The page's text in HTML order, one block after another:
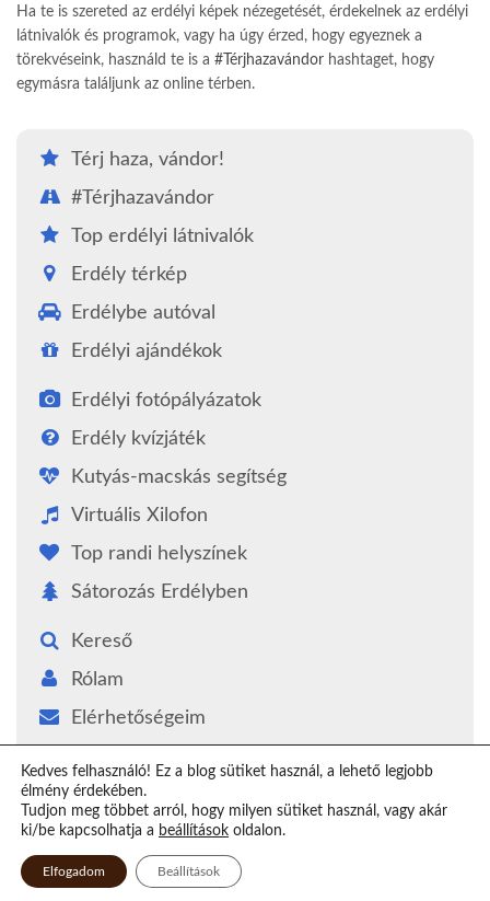
Ha te is szereted az erdélyi képek nézegetését, érdekelnek az erdélyi
látnivalók és programok, vagy ha úgy érzed, hogy egyeznek a
törekvéseink, használd te is a #Térjhazavándor hashtaget, hogy
egymásra találjunk az online térben.
Térj haza, vándor!
#Térjhazavándor
Top erdélyi látnivalók
Erdély térkép
Erdélybe autóval
Erdélyi ajándékok
Erdélyi fotópályázatok
Erdély kvízjáték
Kutyás-macskás segítség
Virtuális Xilofon
Top randi helyszínek
Sátorozás Erdélyben
Kereső
Rólam
Elérhetőségeim
Epilógus
Kedves felhasználó! Ez a blog sütiket használ, a lehető legjobb
élmény érdekében.
Tudjon meg többet arról, hogy milyen sütiket használ, vagy akár
ki/be kapcsolhatja a beállítások oldalon.
Elfogadom Beállítások